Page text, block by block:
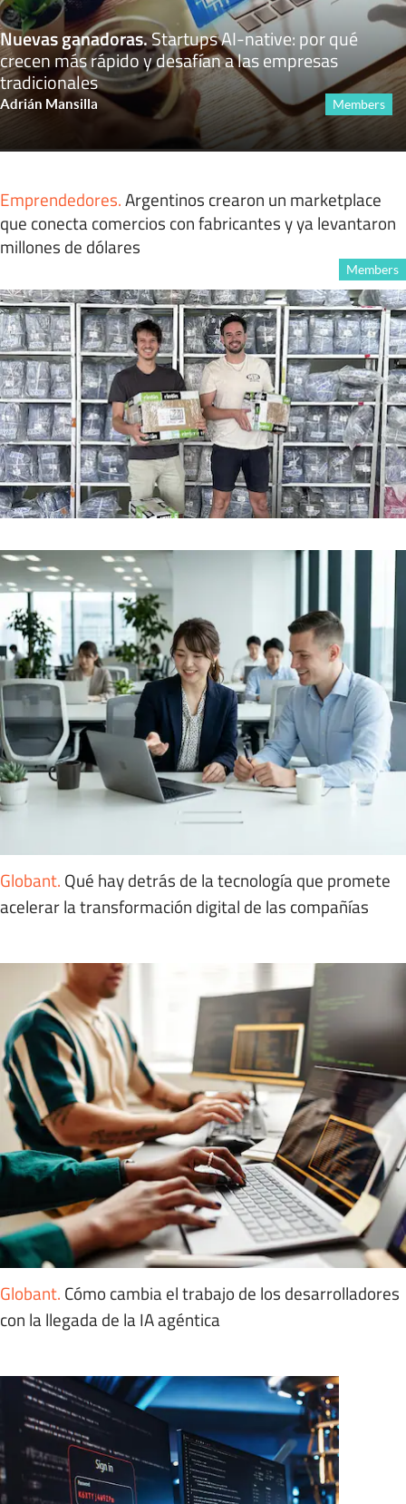
Nuevas ganadoras.Startups AI-native: por qué
crecen más rápido y desafían a las empresas
tradicionales
Adrián Mansilla Members
Emprendedores.Argentinos crearon un marketplace
que conecta comercios con fabricantes y ya levantaron
millones de dólares
Members
Globant. Qué hay detrás de la tecnología que promete
acelerar la transformación digital de las compañías
Globant. Cómo cambia el trabajo de los desarrolladores
con la llegada de la IA agéntica